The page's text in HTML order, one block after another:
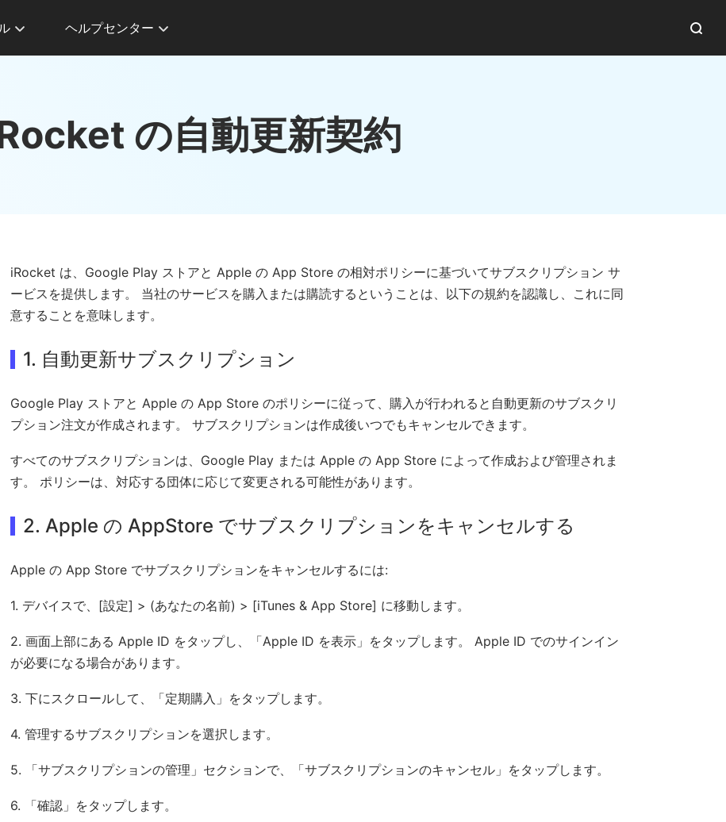
ヘルプセンター
の自動更新契約
iRocket は、Google Play ストアと Apple の App Store の相対ポリシーに基づいてサブスクリプション サ
ービスを提供します。 当社のサービスを購入または購読するということは、以下の規約を認識し、これに同
意することを意味します。
1. 自動更新サブスクリプション
Google Play ストアと Apple の App Store のポリシーに従って、購入が行われると自動更新のサブスクリ
プション注文が作成されます。 サブスクリプションは作成後いつでもキャンセルできます。
すべてのサブスクリプションは、Google Play または Apple の App Store によって作成および管理されま
す。 ポリシーは、対応する団体に応じて変更される可能性があります。
2. Apple の AppStore でサブスクリプションをキャンセルする
Apple の App Store でサブスクリプションをキャンセルするには:
1. デバイスで、[設定] > (あなたの名前) > [iTunes & App Store] に移動します。
2. 画面上部にある Apple ID をタップし、「Apple ID を表示」をタップします。 Apple ID でのサインイン
が必要になる場合があります。
3. 下にスクロールして、「定期購入」をタップします。
4. 管理するサブスクリプションを選択します。
5. 「サブスクリプションの管理」セクションで、「サブスクリプションのキャンセル」をタップします。
6. 「確認」をタップします。